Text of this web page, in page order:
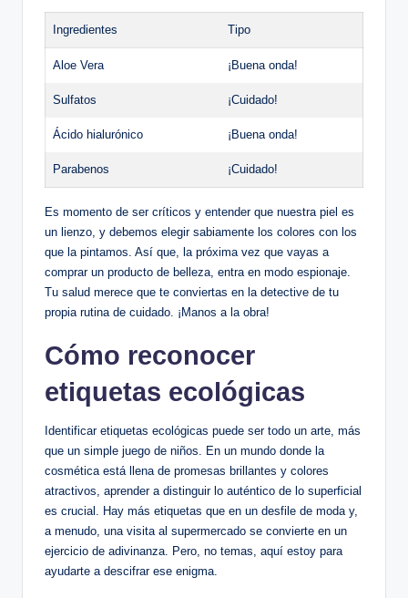
Ingredientes Tipo
Aloe Vera ¡Buena onda!
Sulfatos ¡Cuidado!
Ácido hialurónico ¡Buena onda!
Parabenos ¡Cuidado!
Es momento de ser críticos y entender que nuestra piel es
un lienzo, y debemos elegir sabiamente los colores con los
que la pintamos. Así que, la próxima vez que vayas a
comprar un producto de belleza, entra en modo espionaje.
Tu salud merece que te conviertas en la detective de tu
propia rutina de cuidado. ¡Manos a la obra!
Cómo reconocer
etiquetas ecológicas
Identificar etiquetas ecológicas puede ser todo un arte, más
que un simple juego de niños. En un mundo donde la
cosmética está llena de promesas brillantes y colores
atractivos, aprender a distinguir lo auténtico de lo superficial
es crucial. Hay más etiquetas que en un desfile de moda y,
a menudo, una visita al supermercado se convierte en un
ejercicio de adivinanza. Pero, no temas, aquí estoy para
ayudarte a descifrar ese enigma.